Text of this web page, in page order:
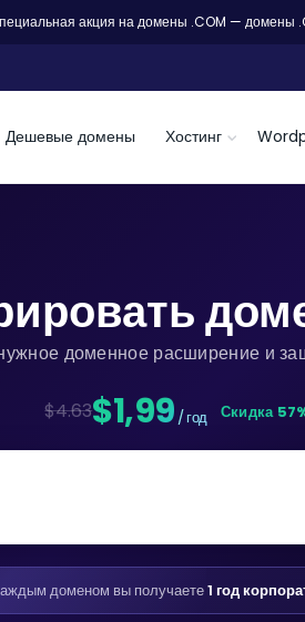
акция на домены .COM — домены
Дешевые домены Хостинг
доменное расширение и
$4.63$1,99 / год Скидка
доменом вы получаете1 год